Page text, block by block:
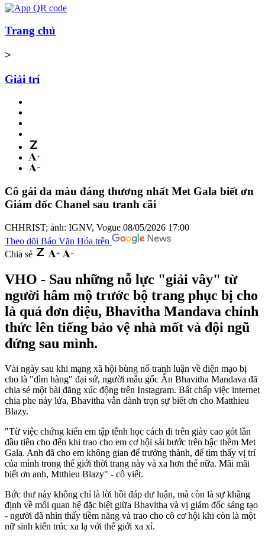
Trang chủ
>
Giải trí
Cô gái da màu đáng thương nhất Met Gala biết ơn
Giám đốc Chanel sau tranh cãi
CHHRIST; ảnh: IGNV, Vogue 08/05/2026 17:00
Theo dõi Báo Văn Hóa trên
Chia sẻ
VHO - Sau những nỗ lực "giải vây" từ
người hâm mộ trước bộ trang phục bị cho
là quá đơn điệu, Bhavitha Mandava chính
thức lên tiếng bảo vệ nhà mốt và đội ngũ
đứng sau mình.
Vài ngày sau khi mạng xã hội bùng nổ tranh luận về diện mạo bị
cho là "dìm hàng" đại sứ, người mẫu gốc Ấn Bhavitha Mandava đã
chia sẻ một bài đăng xúc động trên Instagram. Bất chấp việc internet
chia phe nảy lửa, Bhavitha vẫn dành trọn sự biết ơn cho Matthieu
Blazy.
"Từ việc chứng kiến em tập tễnh học cách đi trên giày cao gót lần
đầu tiên cho đến khi trao cho em cơ hội sải bước trên bậc thềm Met
Gala. Anh đã cho em không gian để trưởng thành, để tìm thấy vị trí
của mình trong thế giới thời trang này và xa hơn thế nữa. Mãi mãi
biết ơn anh, Mtthieu Blazy" - cô viết.
Bức thư này không chỉ là lời hồi đáp dư luận, mà còn là sự khẳng
định về mối quan hệ đặc biệt giữa Bhavitha và vị giám đốc sáng tạo
- người đã nhìn thấy tiềm năng và trao cho cô cơ hội khi còn là một
nữ sinh kiến trúc xa lạ với thế giới xa xỉ.